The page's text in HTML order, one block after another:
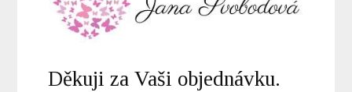
Děkuji za Vaši objednávku.